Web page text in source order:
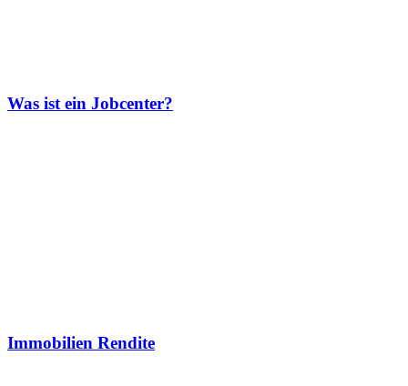
Was ist ein Jobcenter?
Immobilien Rendite